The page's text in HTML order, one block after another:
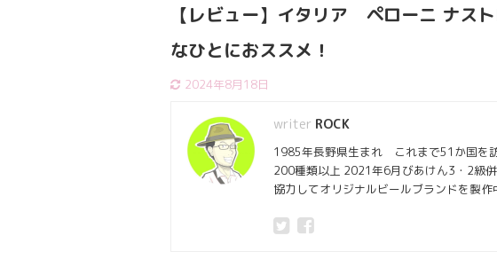
【レビュー】イタリア ペローニ ナス
なひとにおススメ！
2024年8月18日
ROCK
1985年長野県生まれ これまで51か国を
200種類以上 2021年6月びあけん3・2級
協力してオリジナルビールブランドを製作